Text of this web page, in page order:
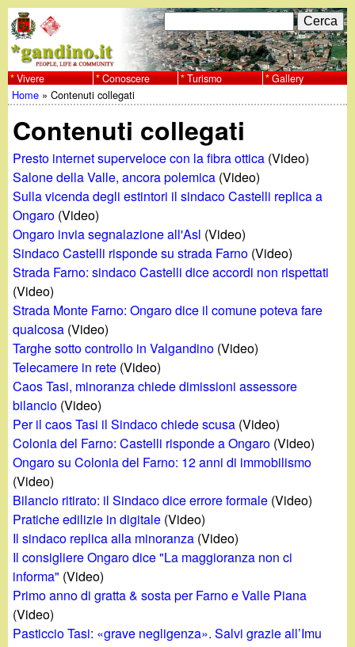
al
contenuto
principale
w
w
w
.
g
a
n
d
i
n
o
.
i
t
F
o
r
m
d
i
i
c
e
r
c
C
e
r
c
Vivere Conoscere Turismo Gallery
Tu
sei
qui
Home »Contenuti collegati
Contenuti collegati
Presto internet superveloce con la fibra ottica (Video)
Salone della Valle, ancora polemica (Video)
Sulla vicenda degli estintori il sindaco Castelli replica a
Ongaro (Video)
Ongaro invia segnalazione all'Asl (Video)
Sindaco Castelli risponde su strada Farno (Video)
Strada Farno: sindaco Castelli dice accordi non rispettati
(Video)
Strada Monte Farno: Ongaro dice il comune poteva fare
qualcosa (Video)
Targhe sotto controllo in Valgandino (Video)
Telecamere in rete (Video)
Caos Tasi, minoranza chiede dimissioni assessore
bilancio (Video)
Per il caos Tasi il Sindaco chiede scusa (Video)
Colonia del Farno: Castelli risponde a Ongaro (Video)
Ongaro su Colonia del Farno: 12 anni di immobilismo
(Video)
Bilancio ritirato: il Sindaco dice errore formale (Video)
Pratiche edilizie in digitale (Video)
Il sindaco replica alla minoranza (Video)
Il consigliere Ongaro dice "La maggioranza non ci
informa" (Video)
Primo anno di gratta & sosta per Farno e Valle Piana
(Video)
Pasticcio Tasi: «grave negligenza». Salvi grazie all’Imu